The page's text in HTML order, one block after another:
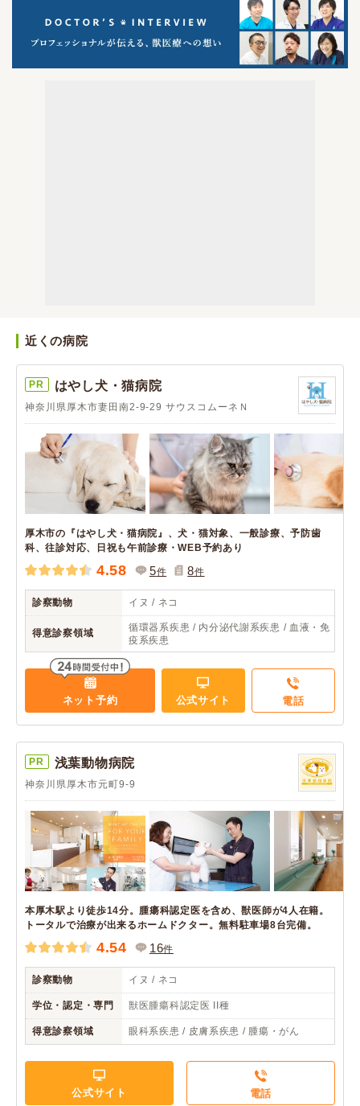
近くの病院
PR はやし犬・猫病院
神奈川県厚木市妻田南2-9-29 サウスコムーネＮ
厚木市の『はやし犬・猫病院』、犬・猫対象、一般診療、予防歯
科、往診対応、日祝も午前診療・WEB予約あり
4.58 5件 8件
診察動物 イヌ / ネコ
得意診察領域
循環器系疾患 / 内分泌代謝系疾患 / 血液・免
疫系疾患
ネット予約 公式サイト 電話
PR 浅葉動物病院
神奈川県厚木市元町9-9
本厚木駅より徒歩14分。腫瘍科認定医を含め、獣医師が4人在籍。
トータルで治療が出来るホームドクター。無料駐車場8台完備。
4.54 16件
診察動物 イヌ / ネコ
学位・認定・専門 獣医腫瘍科認定医 II種
得意診察領域 眼科系疾患 / 皮膚系疾患 / 腫瘍・がん
公式サイト 電話